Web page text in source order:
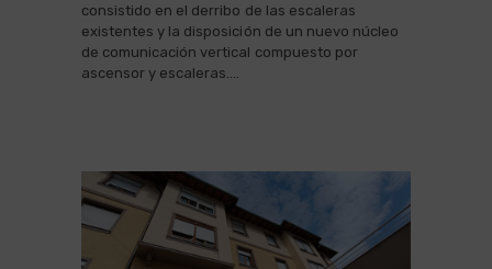
consistido en el derribo de las escaleras
existentes y la disposición de un nuevo núcleo
de comunicación vertical compuesto por
ascensor y escaleras.…